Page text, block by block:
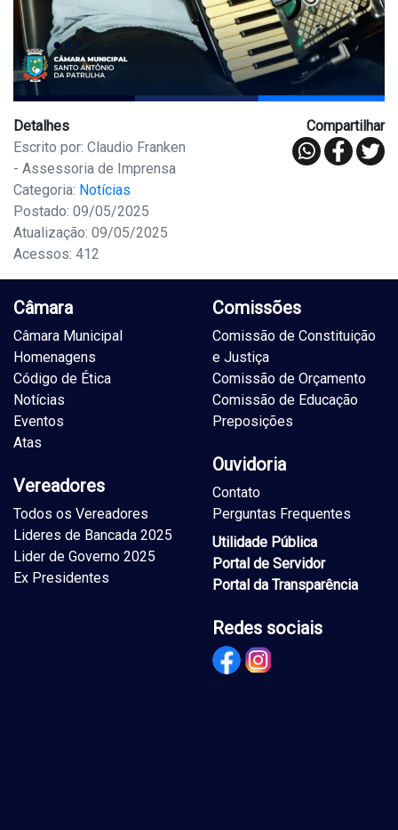
Detalhes
Escrito por: Claudio Franken
- Assessoria de Imprensa
Categoria: Notícias
Postado: 09/05/2025
Atualização: 09/05/2025
Acessos: 412
Compartilhar
Câmara
Câmara Municipal
Homenagens
Código de Ética
Notícias
Eventos
Atas
Vereadores
Todos os Vereadores
Lideres de Bancada 2025
Lider de Governo 2025
Ex Presidentes
Comissões
Comissão de Constituição
e Justiça
Comissão de Orçamento
Comissão de Educação
Preposições
Ouvidoria
Contato
Perguntas Frequentes
Utilidade Pública
Portal de Servidor
Portal da Transparência
Redes sociais